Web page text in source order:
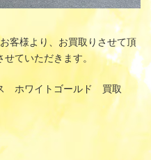
客様より、お買取りさせて頂
ていただきます。
ホワイトゴールド 買取